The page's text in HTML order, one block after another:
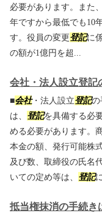
必要があります。また
年ですから最低でも10
す。役員の変更登記に
の額が1億円を超...
会社・法人設立登記
■会社・法人設立登記の
は、 登記を具備する必
める必要があります。
本金の額、発行可能株
及び数、取締役の氏名
いての定め等は、 登記
抵当権抹消の手続き